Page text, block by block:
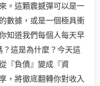
。這顆震撼彈可以是一
數據，或是一個極具衝
知道我們每個人每天早
這是為什麼？今天這
『負債』變成『資
，將徹底翻轉你對收入